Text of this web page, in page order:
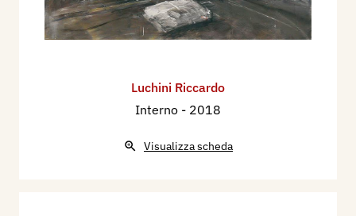
Luchini Riccardo
Interno - 2018
Visualizza scheda